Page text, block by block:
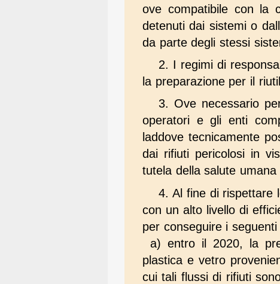
ove compatibile con la
detenuti dai sistemi o
da parte degli stessi
2. I regimi di
la preparazione per il
3. Ove necessario
operatori e gli enti
laddove tecnicamente
dai rifiuti pericolosi in
tutela della salute umana
4. Al fine di rispettare
con un alto livello di
per conseguire i seguenti
a) entro il 2020, la
plastica e vetro
cui tali flussi di rifiuti